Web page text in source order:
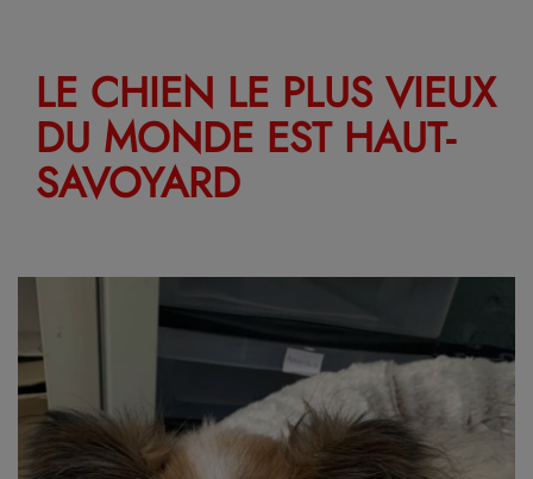
LE CHIEN LE PLUS VIEUX
DU MONDE EST HAUT-
SAVOYARD